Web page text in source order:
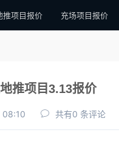
推项目报价 充场项目报价
推项目3.13报价
共有0 条评论